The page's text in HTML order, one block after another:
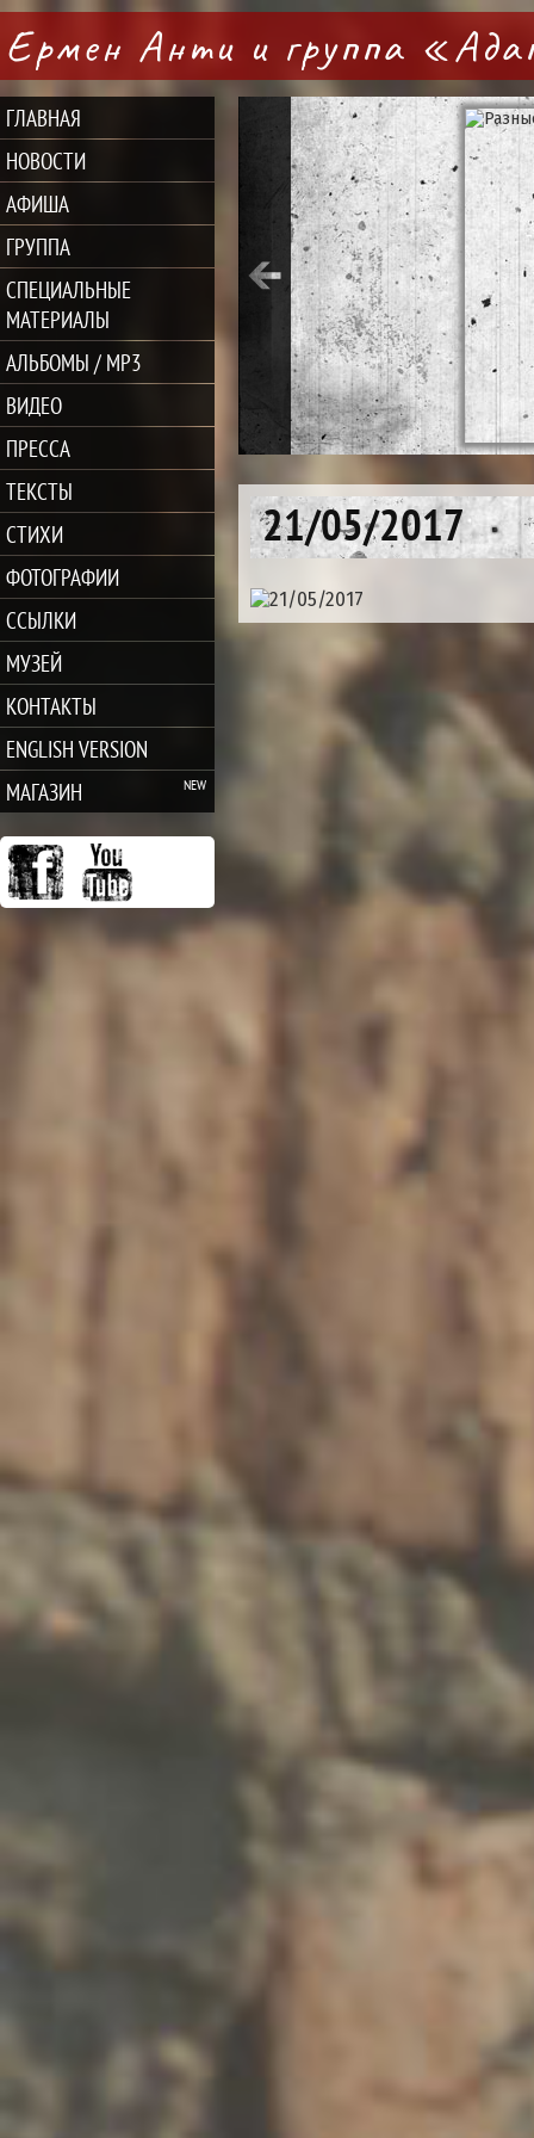
Ермен Анти и группа
ГЛАВНАЯ
НОВОСТИ
АФИША
ГРУППА
СПЕЦИАЛЬНЫЕ
МАТЕРИАЛЫ
АЛЬБОМЫ / MP3
ВИДЕО
ПРЕССА
ТЕКСТЫ
СТИХИ
ФОТОГРАФИИ
ССЫЛКИ
МУЗЕЙ
КОНТАКТЫ
ENGLISH VERSION
МАГАЗИН
21/05/2017